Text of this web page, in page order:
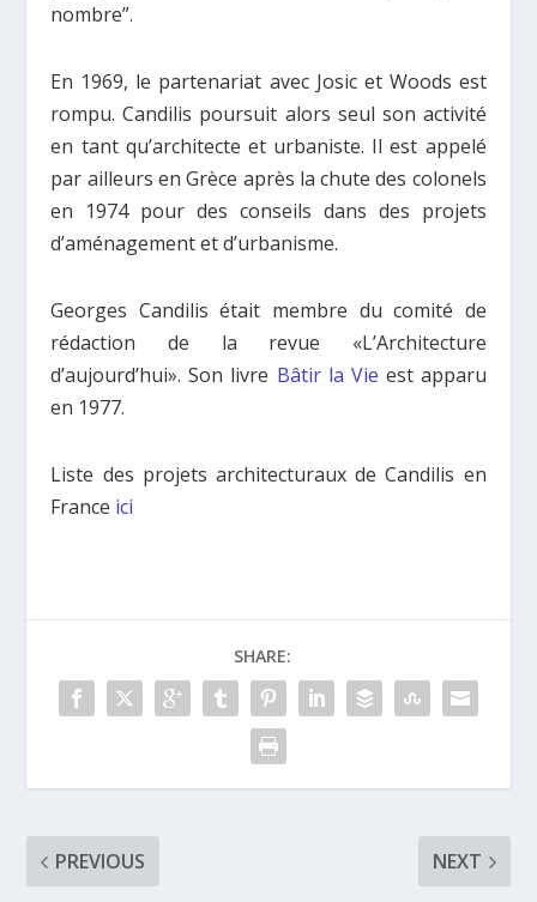
nombre”.
En 1969, le partenariat avec Josic et Woods est
rompu. Candilis poursuit alors seul son activité
en tant qu’architecte et urbaniste. Il est appelé
par ailleurs en Grèce après la chute des colonels
en 1974 pour des conseils dans des projets
d’aménagement et d’urbanisme.
Georges Candilis était membre du comité de
rédaction de la revue «L’Architecture
d’aujourd’hui». Son livre Bâtir la Vie est apparu
en 1977.
Liste des projets architecturaux de Candilis en
France ici
SHARE:
PREVIOUS NEXT